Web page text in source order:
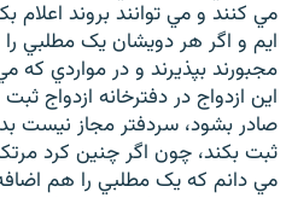
مي کنند و مي توانند بروند اعلام
ايم و اگر هر دويشان يک مطلبي را
مجبورند بپذيرند و در مواردي که
اين ازدواج در دفترخانه ازدواج
صادر بشود، سردفتر مجاز نيست
ثبت بکند، چون اگر چنين کرد
مي دانم که يک مطلبي را هم